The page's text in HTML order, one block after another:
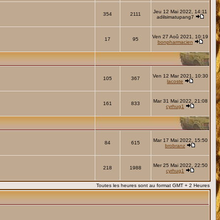
354 2111
Jeu 12 Mai 2022, 14:11
adilsimatupang7
17 95
Ven 27 Aoû 2021, 10:19
bonpharmacien
105 367
Ven 12 Mar 2021, 10:30
lacoste
161 833
Mar 31 Mai 2022, 21:08
cyrhug1
84 615
Mar 17 Mai 2022, 15:50
brobranz
218 1988
Mer 25 Mai 2022, 22:50
cyrhug1
Toutes les heures sont au format GMT + 2 Heures